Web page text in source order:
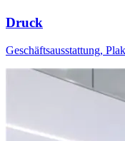
Druck
Geschäftsausstattung,